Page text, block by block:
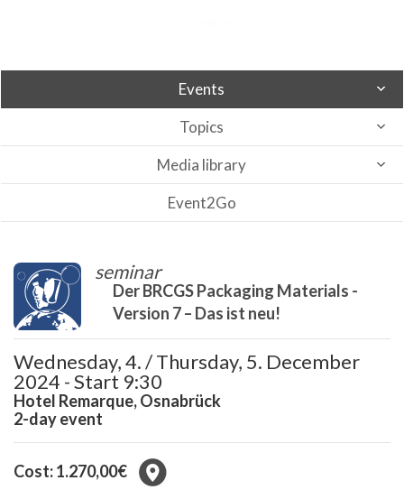
Events
Topics
Media library
Event2Go
seminar
Der BRCGS Packaging Materials -
Version 7 – Das ist neu!
Wednesday, 4. / Thursday, 5. December
2024 - Start 9:30
Hotel Remarque, Osnabrück
2-day event
Cost: 1.270,00€